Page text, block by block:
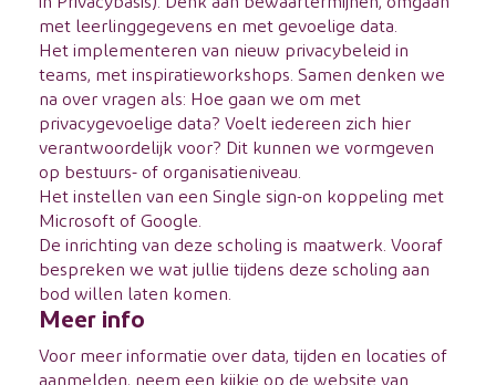
met leerlinggegevens en met gevoelige data.
Het implementeren van nieuw privacybeleid in
teams, met inspiratieworkshops. Samen denken we
na over vragen als: Hoe gaan we om met
privacygevoelige data? Voelt iedereen zich hier
verantwoordelijk voor? Dit kunnen we vormgeven
op bestuurs- of organisatieniveau.
Het instellen van een Single sign-on koppeling met
Microsoft of Google.
De inrichting van deze scholing is maatwerk. Vooraf
bespreken we wat jullie tijdens deze scholing aan
bod willen laten komen.
Meer info
Voor meer informatie over data, tijden en locaties of
aanmelden, neem een kijkje op de website van